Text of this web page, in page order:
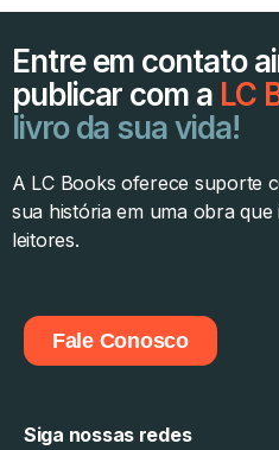
Entre em contato
publicar com a LC
livro da sua vida!
A LC Books oferece suporte
sua história em uma obra
leitores.
Fale Conosco
Siga nossas redes